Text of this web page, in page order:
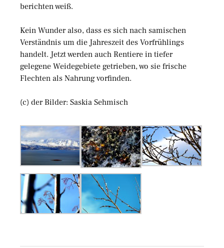
berichten weiß.
Kein Wunder also, dass es sich nach samischen
Verständnis um die Jahreszeit des Vorfrühlings
handelt. Jetzt werden auch Rentiere in tiefer
gelegene Weidegebiete getrieben, wo sie frische
Flechten als Nahrung vorfinden.
(c) der Bilder: Saskia Sehmisch